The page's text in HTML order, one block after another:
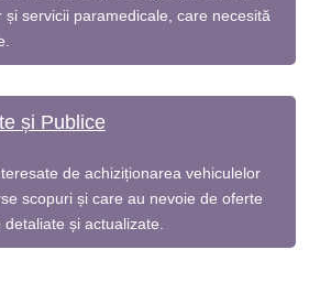
și servicii paramedicale, care necesită
și Publice
de achiziționarea vehiculelor
scopuri și care au nevoie de oferte
și actualizate.